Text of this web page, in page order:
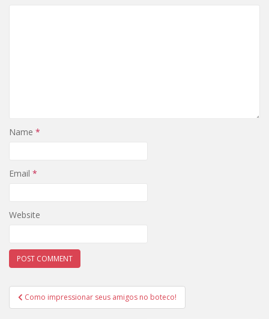
Name *
Email *
Website
Post
navigation
Como impressionar seus amigos no boteco!